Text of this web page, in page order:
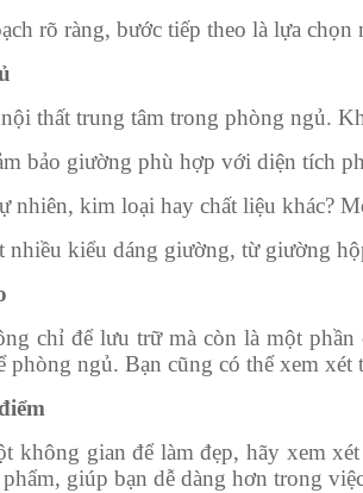
rõ ràng, bước tiếp theo là lựa
thất trung tâm trong phòng ngủ.
bảo giường phù hợp với diện tích
nhiên, kim loại hay chất liệu khác?
nhiều kiểu dáng giường, từ giường
chỉ để lưu trữ mà còn là một
phòng ngủ. Bạn cũng có thể xem
không gian để làm đẹp, hãy xem
giúp bạn dễ dàng hơn trong